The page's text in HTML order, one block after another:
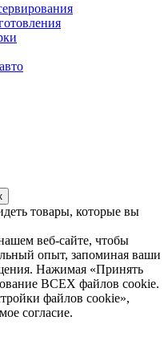
товары, которые вы
веб-сайте, чтобы
опыт, запоминая ваши
Нажимая «Принять
ВСЕХ файлов cookie.
файлов cookie»,
согласие.